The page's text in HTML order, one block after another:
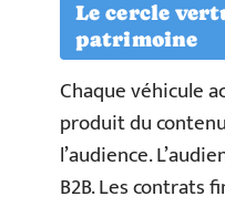
Le cercle
patrimoine
Chaque véhicule
produit du
l’audience.
B2B. Les contrats